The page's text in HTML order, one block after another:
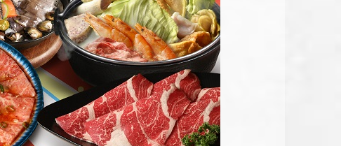
百年土種蔘雞湯
映粵 粵菜餐廳